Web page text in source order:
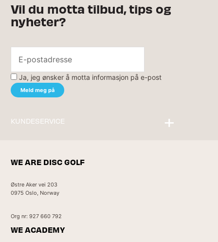
Vil du motta tilbud, tips og
nyheter?
Ja, jeg ønsker å motta informasjon på e-post
KUNDESERVICE
WE ARE DISC GOLF
Østre Aker vei 203
0975 Oslo, Norway
Org nr: 927 660 792
WE ACADEMY